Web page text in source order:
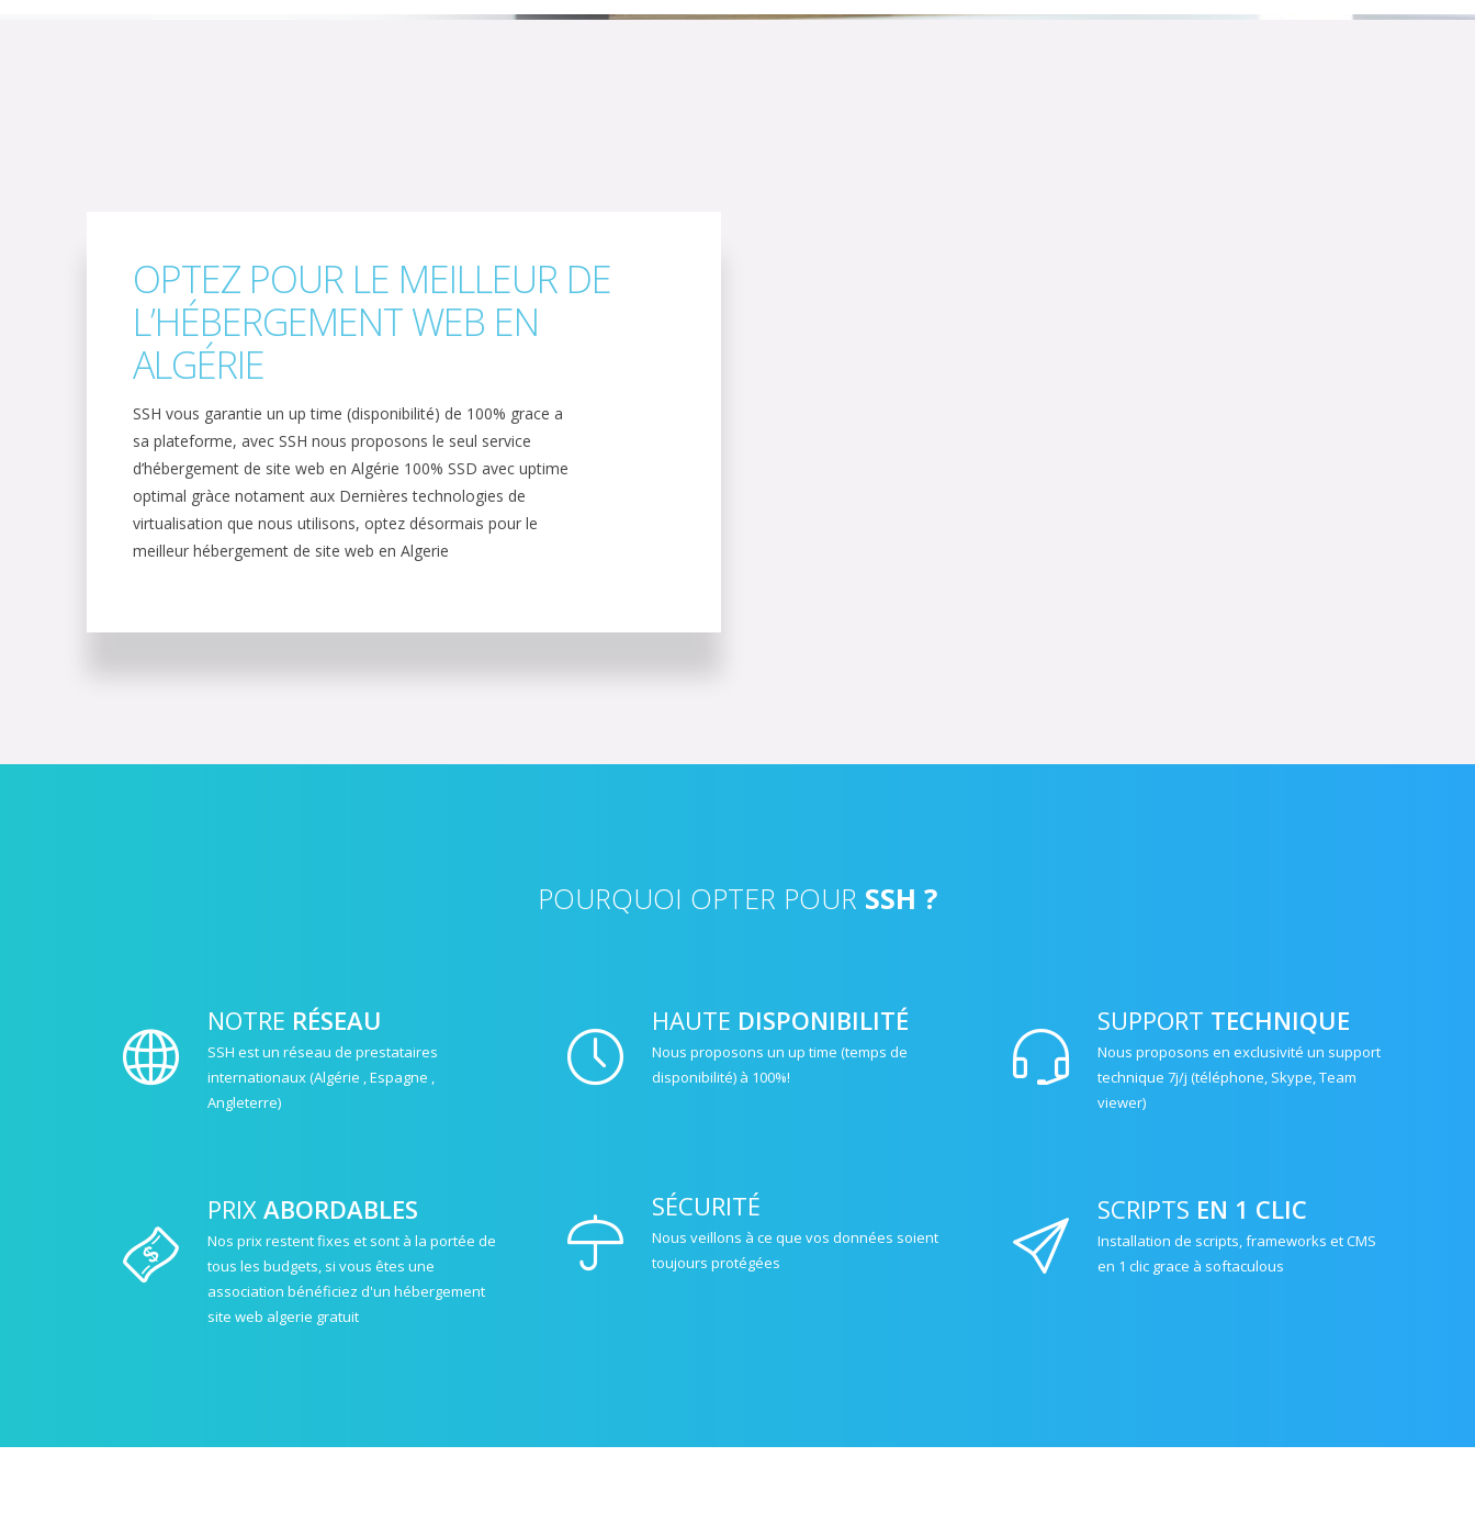
OPTEZ POUR LE MEILLEUR DE
L’HÉBERGEMENT WEB EN
ALGÉRIE
SSH vous garantie un up time (disponibilité) de 100% grace a
sa plateforme, avec SSH nous proposons le seul service
d’hébergement de site web en Algérie 100% SSD avec uptime
optimal gràce notament aux Dernières technologies de
virtualisation que nous utilisons, optez désormais pour le
meilleur hébergement de site web en Algerie
POURQUOI OPTER POUR SSH ?
NOTRE RÉSEAU
SSH est un réseau de prestataires
internationaux (Algérie , Espagne ,
Angleterre)
PRIX ABORDABLES
Nos prix restent fixes et sont à la portée de
tous les budgets, si vous êtes une
association bénéficiez d'un hébergement
site web algerie gratuit
HAUTE DISPONIBILITÉ
Nous proposons un up time (temps de
disponibilité) à 100%!
SÉCURITÉ
Nous veillons à ce que vos données soient
toujours protégées
SUPPORT TECHNIQUE
Nous proposons en exclusivité un support
technique 7j/j (téléphone, Skype, Team
viewer)
SCRIPTS EN 1 CLIC
Installation de scripts, frameworks et CMS
en 1 clic grace à softaculous